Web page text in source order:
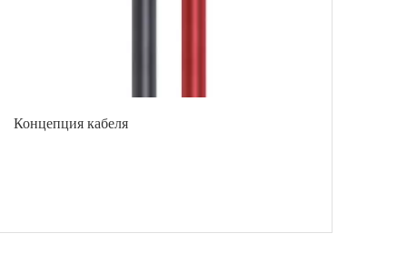
Концепция кабеля